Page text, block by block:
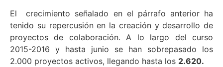
El crecimiento señalado en el párrafo anterior ha
tenido su repercusión en la creación y desarrollo de
proyectos de colaboración. A lo largo del curso
2015-2016 y hasta junio se han sobrepasado los
2.000 proyectos activos, llegando hasta los 2.620.